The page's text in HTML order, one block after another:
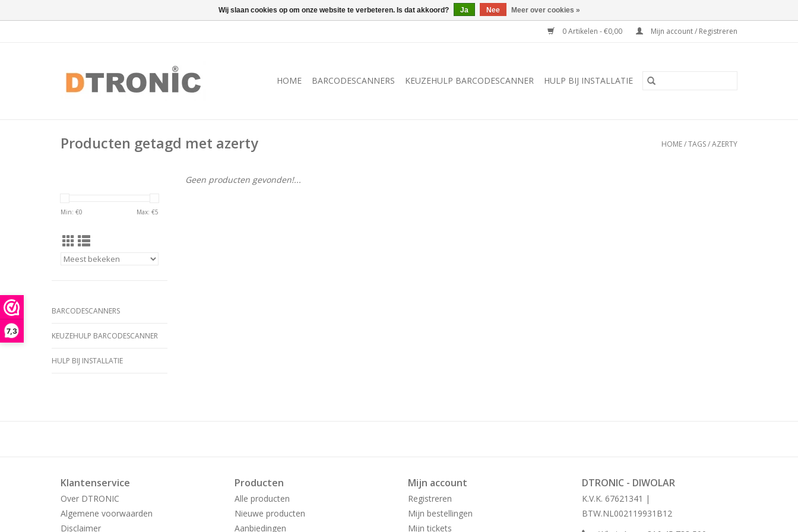
7,3
0 Artikelen - €0,00 Mijn account / Registreren
HOME BARCODESCANNERS KEUZEHULP BARCODESCANNER HULP BIJ INSTALLATIE
Producten getagd met azerty HOME/TAGS/AZERTY
Min: €0 Max: €5
BARCODESCANNERS
KEUZEHULP BARCODESCANNER
HULP BIJ INSTALLATIE
Geen producten gevonden!...
Klantenservice
Over DTRONIC
Algemene voorwaarden
Disclaimer
Producten
Alle producten
Nieuwe producten
Aanbiedingen
Mijn account
Registreren
Mijn bestellingen
Mijn tickets
DTRONIC - DIWOLAR
K.V.K. 67621341 |
BTW.NL002119931B12
Wij slaan cookies op om onze website te verbeteren. Is dat akkoord? Ja Nee Meer over cookies »